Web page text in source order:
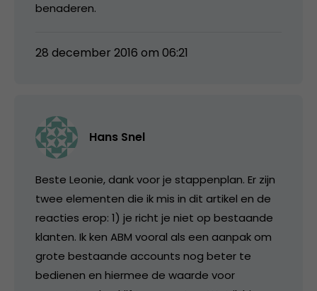
benaderen.
28 december 2016 om 06:21
Hans Snel
Beste Leonie, dank voor je stappenplan. Er zijn
twee elementen die ik mis in dit artikel en de
reacties erop: 1) je richt je niet op bestaande
klanten. Ik ken ABM vooral als een aanpak om
grote bestaande accounts nog beter te
bedienen en hiermee de waarde voor